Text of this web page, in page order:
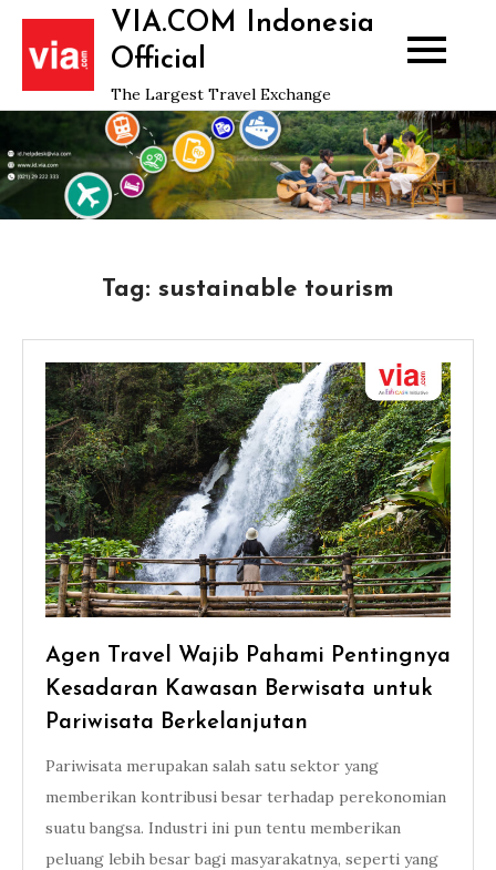
Skip
content
VIA.COM Indonesia
Official
The Largest Travel Exchange
Tag: sustainable tourism
Agen Travel Wajib Pahami Pentingnya
Kesadaran Kawasan Berwisata untuk
Pariwisata Berkelanjutan
Pariwisata merupakan salah satu sektor yang
memberikan kontribusi besar terhadap perekonomian
suatu bangsa. Industri ini pun tentu memberikan
peluang lebih besar bagi masyarakatnya, seperti yang